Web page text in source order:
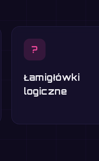
?
Łamigłówki
logiczne